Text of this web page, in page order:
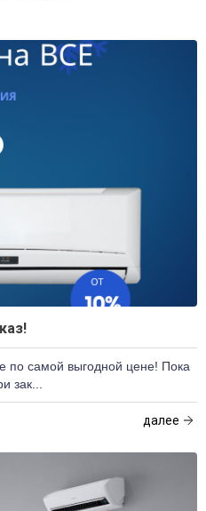
по самой выгодной цене! Пока
зак...
далее